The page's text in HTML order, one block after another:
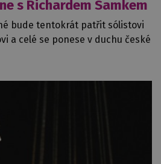
s Richardem Samkem
bude tentokrát patřit sólistovi
a celé se ponese v duchu české